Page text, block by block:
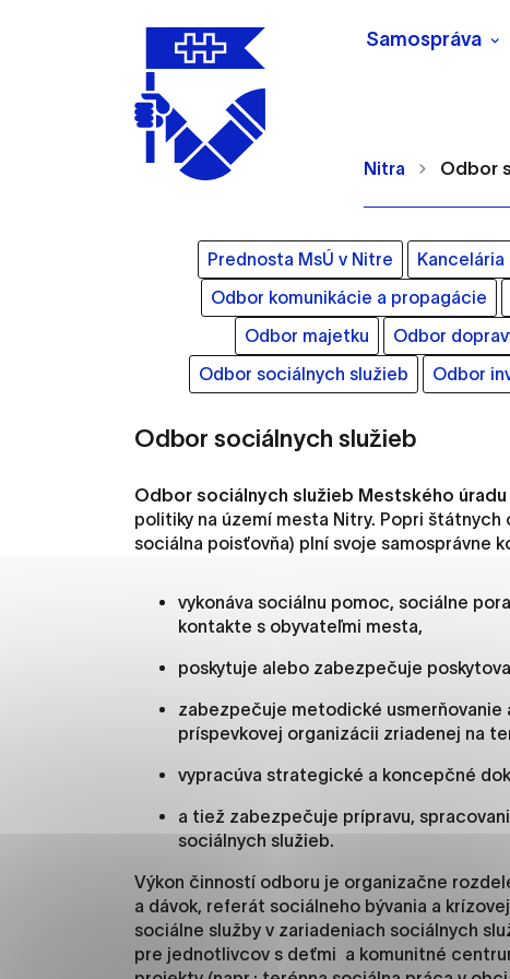
Samospráva
Nitra Odbor
Prednosta MsÚ v Nitre
Odbor komunikácie a propagácie
Odbor majetku
Odbor
Odbor sociálnych služieb
Odbor
Odbor sociálnych služieb
Odbor sociálnych služieb Mestského úradu
politiky na území mesta Nitry. Popri
sociálna poisťovňa) plní svoje samosprávne
vykonáva sociálnu pomoc, sociálne
kontakte s obyvateľmi mesta,
poskytuje alebo zabezpečuje
zabezpečuje metodické usmerňovanie
príspevkovej organizácii zriadenej na
vypracúva strategické a koncepčné
a tiež zabezpečuje prípravu,
sociálnych služieb.
Výkon činností odboru je organizačne
a dávok, referát sociálneho bývania a
sociálne služby v zariadeniach sociálnych
pre jednotlivcov s deťmi a komunitné
Nastavenie cookies
Cookies sú malé súbory,
Vaša voľba v tomto okne.
Vyberte úroveň
Technické cookies
Technické súbory cookie
že umožňujú základné
stránky. Bez týchto
Analytické cookies
Analytické cookies
aby mohol stránky
možné ich spojiť s